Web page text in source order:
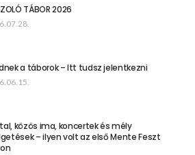
TÁBOR 2026
a táborok – Itt tudsz jelentkezni
közös ima, koncertek és mély
– ilyen volt az első Mente Feszt